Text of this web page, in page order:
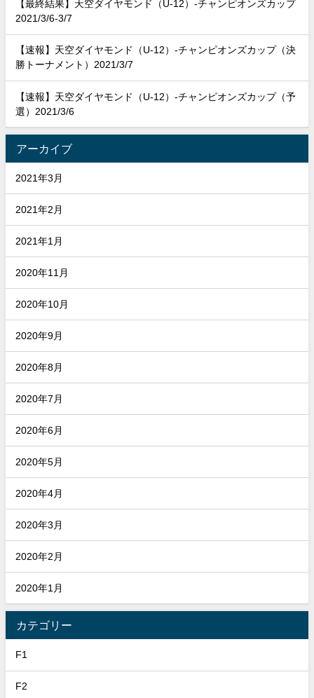
【最終結果】天空ダイヤモンド（U-12）-チャンピオンズカップ
2021/3/6-3/7
【速報】天空ダイヤモンド（U-12）-チャンピオンズカップ（決
勝トーナメント）2021/3/7
【速報】天空ダイヤモンド（U-12）-チャンピオンズカップ（予
選）2021/3/6
アーカイブ
2021年3月
2021年2月
2021年1月
2020年11月
2020年10月
2020年9月
2020年8月
2020年7月
2020年6月
2020年5月
2020年4月
2020年3月
2020年2月
2020年1月
カテゴリー
F1
F2